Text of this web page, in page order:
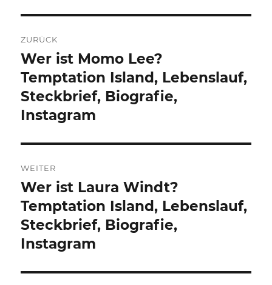
ZURÜCK
Vorheriger
Beitrag:
Wer ist Momo Lee?
Temptation Island, Lebenslauf,
Steckbrief, Biografie,
Instagram
WEITER
Nächster
Beitrag:
Wer ist Laura Windt?
Temptation Island, Lebenslauf,
Steckbrief, Biografie,
Instagram